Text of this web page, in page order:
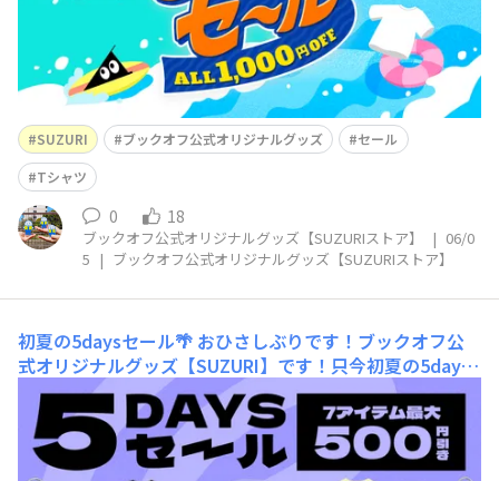
SUZURI ブックオフ公式オリジナルグッズ
セール
Tシャツ
0 18
ブックオフ公式オリジナルグッズ【SUZURIストア】 | 06/0
5 | ブックオフ公式オリジナルグッズ【SUZURIストア】
初夏の5daysセール🌴 おひさしぶりです！ブックオフ公
式オリジナルグッズ【SUZURI】です！只今初夏の5days
セール開催中です～🌻夏に大活躍のスタンダードTシャツ
が500円引き👕他にもアクリルキーホルダーアクリルスタ
ンドロンググラスが対象です～🍹 開催期間は5月19日
（火）まで！💁‍♀️是非チェックしてみてください！h